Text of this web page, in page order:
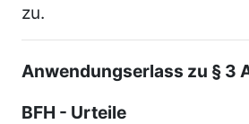
zu.
Anwendungserlass zu § 3
BFH - Urteile